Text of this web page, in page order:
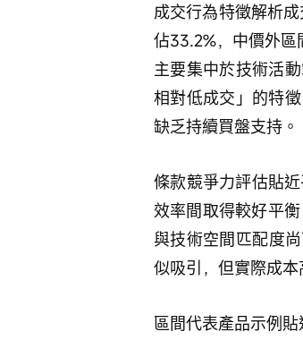
成交行為特徵解析
佔33.2%，中價外區
主要集中於技術活
相對低成交」的特
缺乏持續買盤支持。
條款競爭力評估貼
效率間取得較好平
與技術空間匹配度
似吸引，但實際成
區間代表產品示例